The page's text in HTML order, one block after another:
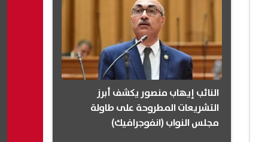
النائب إيهاب منصور يكشف أبرز
التشريعات المطروحة على طاولة
مجلس النواب (انفوجرافيك)